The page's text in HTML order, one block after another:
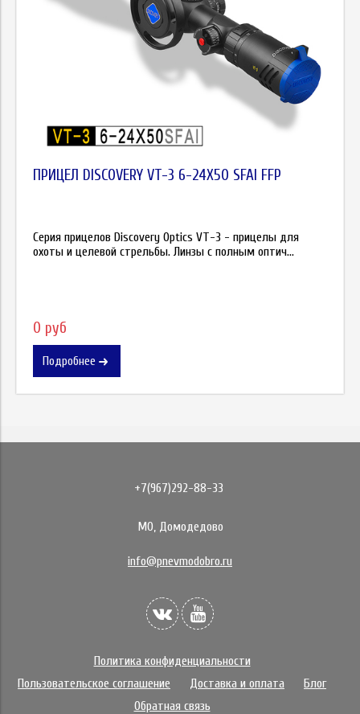
ПРИЦЕЛ DISCOVERY VT-3 6-24X50 SFAI FFP
Серия прицелов Discovery Optics VT-3 - прицелы для
охоты и целевой стрельбы. Линзы с полным оптич...
0 руб
Подробнее
+7(967)292-88-33
МО, Домодедово
info@pnevmodobro.ru
Политика конфиденциальности
Пользовательское соглашение
Доставка и оплата
Блог
Обратная связь